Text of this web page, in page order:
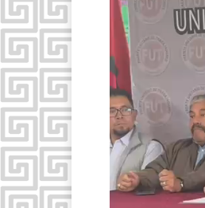
r
o
d
u
c
o